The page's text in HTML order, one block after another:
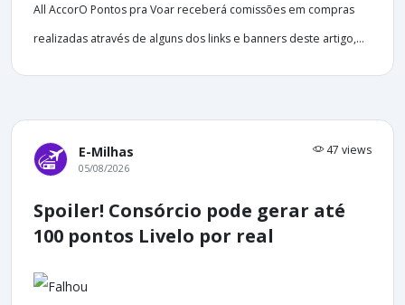
All AccorO Pontos pra Voar receberá comissões em compras
realizadas através de alguns dos links e banners deste artigo,...
E-Milhas 47 views
05/08/2026
Spoiler! Consórcio pode gerar até
100 pontos Livelo por real